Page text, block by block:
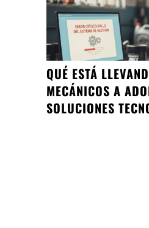
QUÉ ESTÁ
MECÁNICOS A
SOLUCIONES